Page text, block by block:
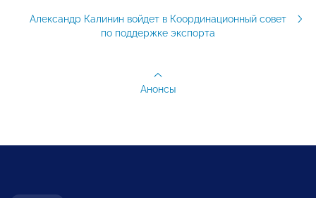
Александр Калинин войдет в Координационный совет
по поддержке экспорта
Анонсы